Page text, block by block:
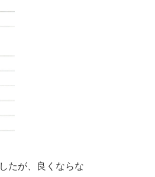
たが、良くならな